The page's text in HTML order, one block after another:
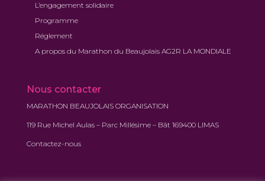
L’engagement solidaire
Programme
Réglement
A propos du Marathon du Beaujolais AG2R LA MONDIALE
Nous contacter
MARATHON BEAUJOLAIS ORGANISATION
119 Rue Michel Aulas – Parc Millésime – Bât 169400 LIMAS
Contactez-nous